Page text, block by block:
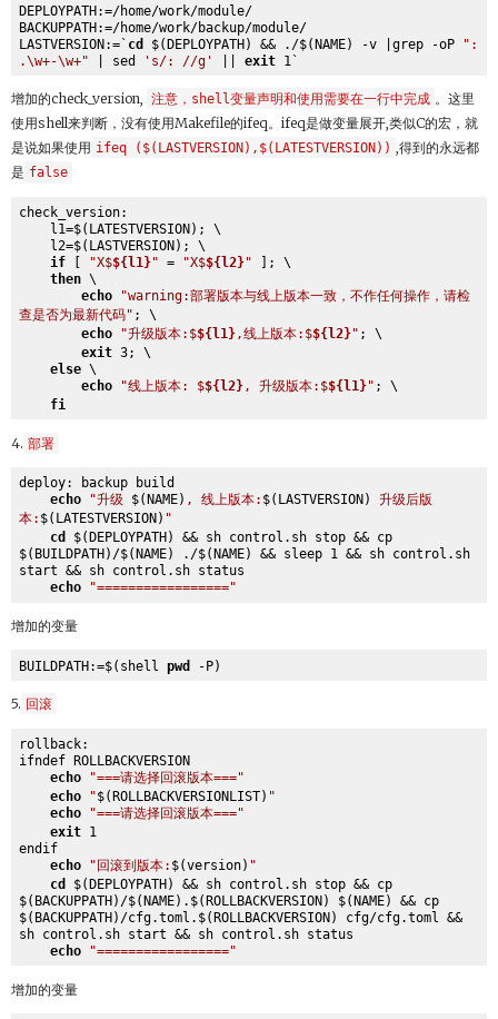
DEPLOYPATH:=/home/work/module/
BACKUPPATH:=/home/work/backup/module/
LASTVERSION:=` cd $(DEPLOYPATH) && ./$(NAME) -v |grep -oP ":
.\w+-\w+" | sed 's/: //g' exit
增加的check_version, 注意，shell变量声明和使用需要在一行中完成 。这里
使用shell来判断，没有使用Makefile的ifeq。ifeq是做变量展开,类似C的宏，就
是说如果使用 ifeq ($(LASTVERSION),$(LATESTVERSION)) ,得到的永远都
是 false
check_version:
if [ "X$${l1}" = "X$${l2}" ]; \
then \
echo
"warning:部署版本与线上版本一致，不作任何操作，请检
查是否为最新代码" ; \
echo
"升级版本:$${l1},线上版本:$${l2}" ; \
exit 3; \
else \
echo
"线上版本: $${l2}, 升级版本:$${l1}" ; \
fi
4. 部署
deploy: backup build
echo
"升级 $(NAME) , 线上版本: $(LASTVERSION) 升级后版
本: $(LATESTVERSION) "
cd
$(DEPLOYPATH) && sh control.sh stop && cp
$(BUILDPATH)/$(NAME) ./$(NAME) && sleep 1 && sh control.sh
start && sh control.sh status
echo
"================="
增加的变量
BUILDPATH:=$(shell pwd
5. 回滚
rollback:
ifndef ROLLBACKVERSION
echo
"===请选择回滚版本==="
echo
"$(ROLLBACKVERSIONLIST) "
echo
"===请选择回滚版本==="
exit 1
endif
echo
"回滚到版本: $(version) "
cd
$(DEPLOYPATH) && sh control.sh stop && cp
$(BACKUPPATH)/$(NAME).$(ROLLBACKVERSION) $(NAME) && cp
$(BACKUPPATH)/cfg.toml.$(ROLLBACKVERSION) cfg/cfg.toml &&
sh control.sh start && sh control.sh status
echo
"================="
增加的变量